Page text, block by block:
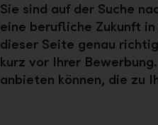
Sie sind auf der Suche
eine berufliche Zukunft
dieser Seite genau
kurz vor Ihrer
anbieten können, die zu